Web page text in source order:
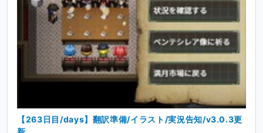
【263日目/days】翻訳準備/イラスト/実況告知/v3.0.3更